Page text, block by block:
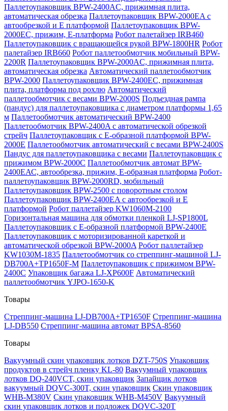
Паллетоупаковщик BPW-2400AC, прижимная плита,
автоматическая обрезка Паллетоупаковщик BPW-2000EA с
автообрезкой и Е платформой Паллетоупаковщик BPW-
2000EC, прижим, Е-платформа Робот палетайзер IRB460
Паллетоупаковщик с вращающейся рукой BPW-1800HR Робот
палетайзер IRB660 Робот паллетообмотчик мобильный BPW-
2200R Паллетоупаковщик BPW-2000AC, прижимная плита,
автоматическая обрезка Автоматический паллетообмотчик
BPW-2000 Паллетоупаковщик BPW-2400EC, прижимная
плита, платформа под рохлю Автоматический
паллетообмотчик с весами BPW-2000S Подъездная рампа
(пандус) для паллетоупаковщика с диаметром платформы 1,65
м Паллетообмотчик автоматический BPW-2400
Паллетообмотчик BPW-2400A с автоматической обрезкой
стрейч Паллетоупаковщик с Е-образной платформой BPW-
2000E Паллетообмотчик автоматический с весами BPW-2400S
Пандус для паллетоупаковщика с весами Паллетоупаковщик с
прижимом BPW-2000C Паллетообмотчик автомат BPW-
2400ЕАС, автообрезка, прижим, Е-образная платформа Робот-
паллетоупаковщик BPW-2000RD, мобильный
Паллетоупаковщик BPW-2500 с поворотным столом
Паллетоупаковщик BPW-2400EA с автообрезкой и Е
платформой Робот паллетайзер KW1060M-2100
Горизонтальная машина для обмотки пленкой LJ-SP1800L
Паллетоупаковщик с Е-образной платформой BPW-2400E
Паллетоупаковщик с моторизированной кареткой и
автоматической обрезкой BPW-2000A Робот паллетайзер
KW1030M-1835 Паллетообмотчик со стреппинг-машиной LJ-
DB700A+TP1650F-M Паллетоупаковщик с прижимом BPW-
2400C Упаковщик багажа LJ-XP600F Автоматический
паллетообмотчик YJPO-1650-K
Товары
Стреппинг-машина LJ-DB700A+TP1650F Стреппинг-машина
LJ-DB550 Стреппинг-машина автомат BPSA-8560
Товары
Вакуумный скин упаковщик лотков DZT-750S Упаковщик
продуктов в стрейч пленку KL-80 Вакуумный упаковщик
лотков DQ-240VCT, скин упаковщик Запайщик лотков
вакуумный DQVC-300T, скин упаковщик Скин упаковщик
WHB-M380V Скин упаковщик WHB-M450V Вакуумный
скин упаковщик лотков и подложек DQVC-320T